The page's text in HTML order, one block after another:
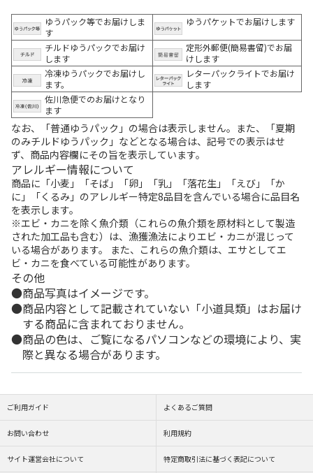
ゆうパック等でお届けしま
す
ゆうパケットでお届けします
チルドゆうパックでお届け
します
定形外郵便(簡易書留)でお届
けします
冷凍ゆうパックでお届けし
ます。
レターパックライトでお届け
します
佐川急便でのお届けとなり
ます
なお、「普通ゆうパック」の場合は表示しません。また、「夏期
のみチルドゆうパック」などとなる場合は、記号での表示はせ
ず、商品内容欄にその旨を表示しています。
アレルギー情報について
商品に「小麦」「そば」「卵」「乳」「落花生」「えび」「か
に」「くるみ」のアレルギー特定8品目を含んでいる場合に品目名
を表示します。
※エビ・カニを除く魚介類（これらの魚介類を原材料として製造
された加工品も含む）は、漁獲漁法によりエビ・カニが混じって
いる場合があります。 また、これらの魚介類は、エサとしてエ
ビ・カニを食べている可能性があります。
その他
商品写真はイメージです。
商品内容として記載されていない「小道具類」はお届け
する商品に含まれておりません。
商品の色は、ご覧になるパソコンなどの環境により、実
際と異なる場合があります。
ご利用ガイド よくあるご質問
お問い合わせ 利用規約
サイト運営会社について 特定商取引法に基づく表記について